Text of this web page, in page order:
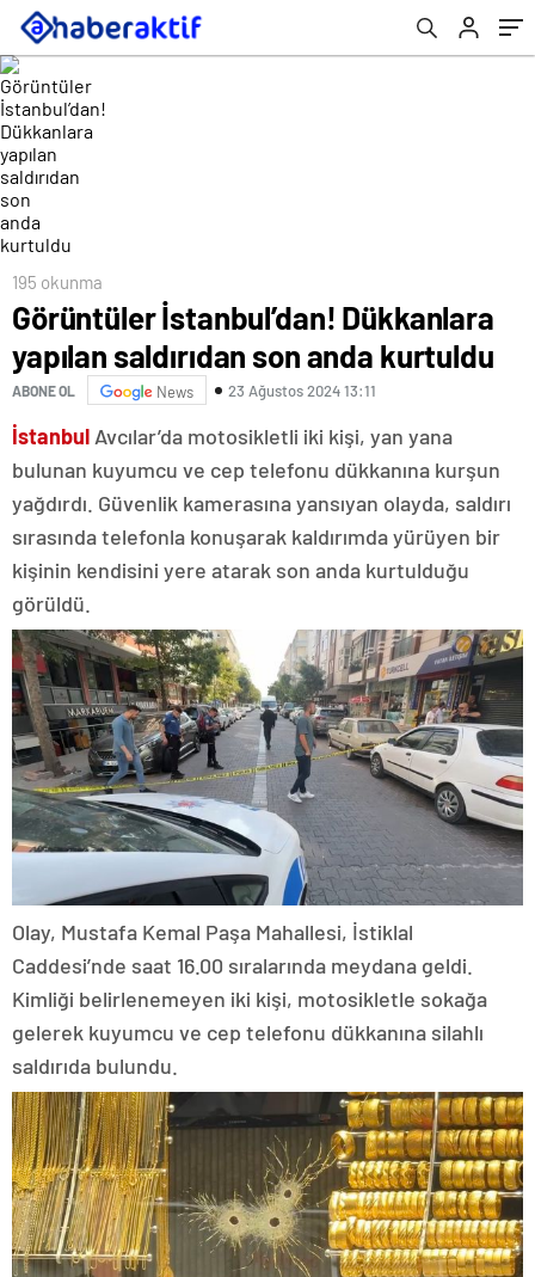
195 okunma
Görüntüler İstanbul’dan! Dükkanlara
yapılan saldırıdan son anda kurtuldu
ABONE OL News 23 Ağustos 2024 13:11
İstanbul Avcılar’da motosikletli iki kişi, yan yana
bulunan kuyumcu ve cep telefonu dükkanına kurşun
yağdırdı. Güvenlik kamerasına yansıyan olayda, saldırı
sırasında telefonla konuşarak kaldırımda yürüyen bir
kişinin kendisini yere atarak son anda kurtulduğu
görüldü.
Olay, Mustafa Kemal Paşa Mahallesi, İstiklal
Caddesi’nde saat 16.00 sıralarında meydana geldi.
Kimliği belirlenemeyen iki kişi, motosikletle sokağa
gelerek kuyumcu ve cep telefonu dükkanına silahlı
saldırıda bulundu.